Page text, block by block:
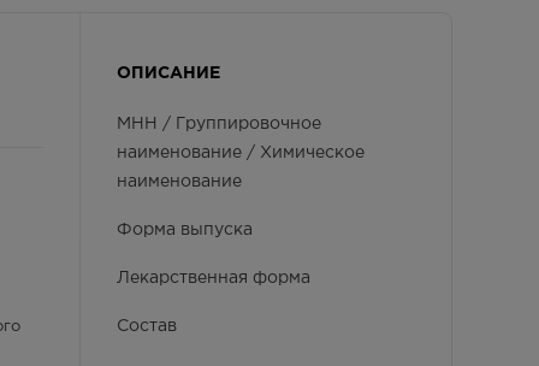
ОПИСАНИЕ
МНН / Группировочное
наименование / Химическое
наименование
Форма выпуска
Лекарственная форма
Состав